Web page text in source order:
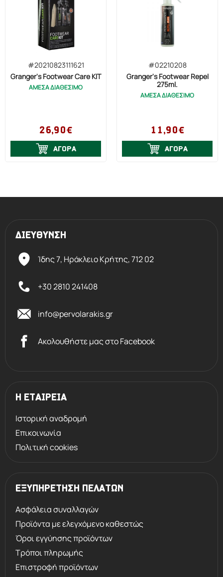
#20210823111621
Granger's Footwear Care KIT
ΑΜΕΣΑ ΔΙΑΘΕΣΙΜΟ
26,90€
ΑΓΟΡΑ
#02210208
Granger's Footwear Repel
275ml.
ΑΜΕΣΑ ΔΙΑΘΕΣΙΜΟ
11,90€
ΑΓΟΡΑ
ΔΙΕΥΘΥΝΣΗ
Ίδης 7, Ηράκλειο Kρήτης,712 02
+30 2810 241408
info@pervolarakis.gr
Ακολουθήστε μας στο Facebook
Η ΕΤΑΙΡΕΙΑ
Ιστορική αναδρομή
Επικοινωνία
Πολιτική cookies
ΕΞΥΠΗΡΕΤΗΣΗ ΠΕΛΑΤΩΝ
Ασφάλεια συναλλαγών
Προϊόντα με ελεγχόμενο καθεστώς
Όροι εγγύησης προϊόντων
Τρόποι πληρωμής
Επιστροφή προϊόντων